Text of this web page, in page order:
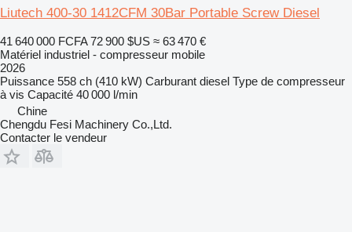
Liutech 400-30 1412CFM 30Bar Portable Screw Diesel
41 640 000 FCFA 72 900 $US ≈ 63 470 €
Matériel industriel - compresseur mobile
2026
Puissance 558 ch (410 kW) Carburant diesel Type de compresseur
à vis Capacité 40 000 l/min
Chine
Chengdu Fesi Machinery Co.,Ltd.
Contacter le vendeur